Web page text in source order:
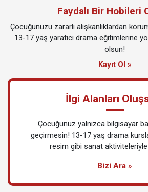
Faydalı Bir Hobileri
Çocuğunuzu zararlı alışkanlıklardan
13-17 yaş yaratıcı drama eğitimlerine
olsun!
Kayıt Ol »
İlgi Alanları
Çocuğunuz yalnızca bilgisayar
geçirmesin! 13-17 yaş drama
resim gibi sanat aktiviteleriyle
Bizi Ara »